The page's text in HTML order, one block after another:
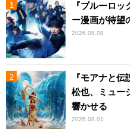
『ブルーロ
ー漫画が待望
2026.08.08
『モアナと
松也、ミュー
響かせる
2026.08.01